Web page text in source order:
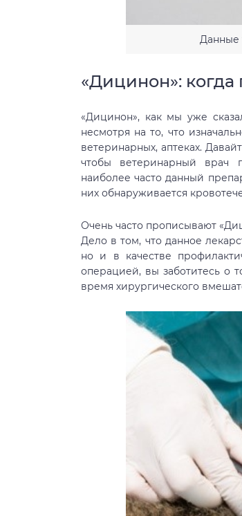
Данные
«Дицинон»: когда
«Дицинон», как мы уже
несмотря на то, что
ветеринарных, аптеках.
чтобы ветеринарный врач
наиболее часто данный
них обнаруживается
Очень часто прописывают
Дело в том, что данное
но и в качестве
операцией, вы заботитесь о
время хирургического